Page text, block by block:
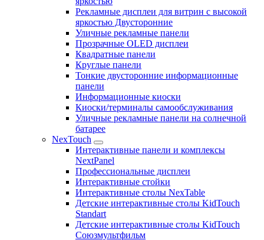
Рекламные дисплеи для витрин с высокой
яркостью Двусторонние
Уличные рекламные панели
Прозрачные OLED дисплеи
Квадратные панели
Круглые панели
Тонкие двусторонние информационные
панели
Информационные киоски
Киоски/терминалы самообслуживания
Уличные рекламные панели на солнечной
батарее
NexTouch
Интерактивные панели и комплексы
NextPanel
Профессиональные дисплеи
Интерактивные стойки
Интерактивные столы NexTable
Детские интерактивные столы KidTouch
Standart
Детские интерактивные столы KidTouch
Союзмультфильм